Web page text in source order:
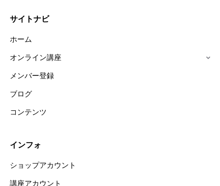
サイトナビ
ホーム
オンライン講座
メンバー登録
ブログ
コンテンツ
インフォ
ショップアカウント
講座アカウント